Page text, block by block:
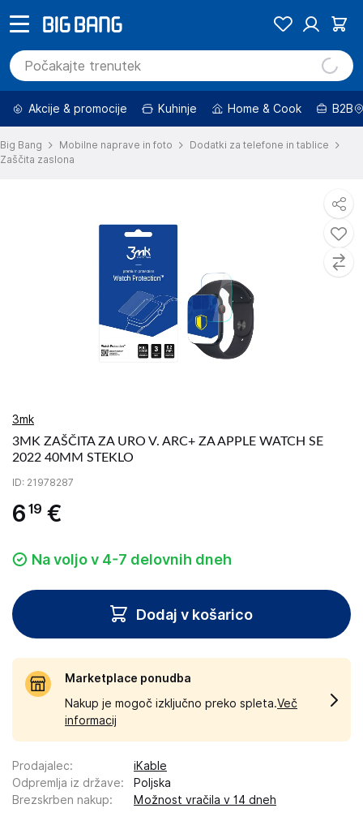
Akcije & promocije Kuhinje Home & Cook B2B
Big Bang Mobilne naprave in foto
Dodatki za telefone in tablice
Zaščita zaslona
3mk
3MK ZAŠČITA ZA URO V. ARC+ ZA APPLE WATCH SE
2022 40MM STEKLO
ID: 21978287
6 19 €
Na voljo v 4-7 delovnih dneh
Dodaj v košarico
Marketplace ponudba
Nakup je mogoč izključno preko spleta.Več
informacij
Prodajalec:
iKable
Odpremlja iz države:
Poljska
Brezskrben nakup: Možnost vračila v 14 dneh